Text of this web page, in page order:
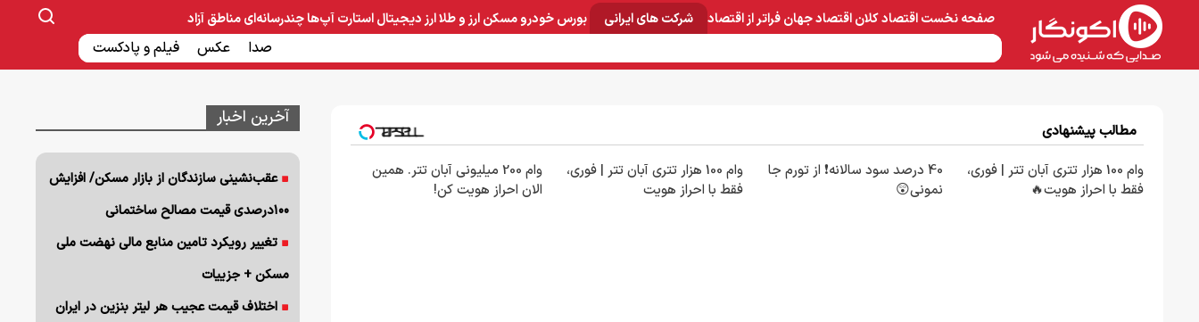
صفحه نخستاقتصاد کلاناقتصاد جهانفراتر از اقتصاد شرکت های ایرانی
صنایع غذایی و دارویی ساخت و ساز بانک و بیمه
بورسخودرومسکنارز و طلاارز دیجیتالاستارت آپ‌هاچندرسانه‌ای
صدا عکس فیلم و پادکست
مناطق آزاد
مطالب پیشنهادی
وام 100 هزار تتری آبان تتر | فوری،
فقط با احراز هویت🔥
40 درصد سود سالانه❗ از تورم جا
نمونی😲
وام 100 هزار تتری آبان تتر | فوری،
فقط با احراز هویت
وام 200 میلیونی آبان تتر. همین
الان احراز هویت کن!
آخرین اخبار
عقب‌نشینی سازندگان از بازار مسکن/ افزایش
۱۰۰درصدی قیمت مصالح ساختمانی
تغییر رویکرد تامین منابع مالی نهضت ملی
مسکن + جزییات
اختلاف قیمت عجیب هر لیتر بنزین در ایران